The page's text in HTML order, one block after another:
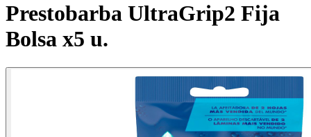
Prestobarba UltraGrip2 Fija
Bolsa x5 u.